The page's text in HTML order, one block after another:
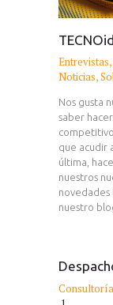
Entrevistas,
Noticias,
Nos gusta
saber
que acudir
última,
nuestros
novedades
nuestro
Consultoría